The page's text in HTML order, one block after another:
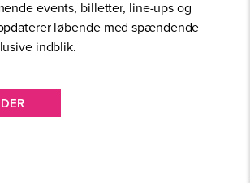
events, billetter, line-ups og
løbende med spændende
indblik.